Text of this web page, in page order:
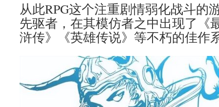
从此RPG这个注重剧情弱化战斗的
先驱者，在其模仿者之中出现了《
浒传》《英雄传说》等不朽的佳作